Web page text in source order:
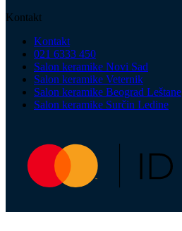
Kontakt
Kontakt
021 6333 450
Salon keramike Novi Sad
Salon keramike Veternik
Salon keramike Beograd Leštane
Salon keramike Surčin Ledine